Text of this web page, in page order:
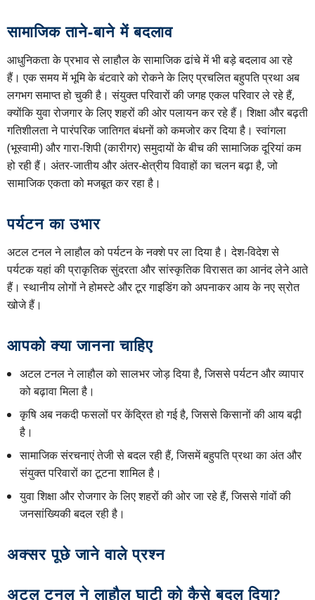
सामाजिक ताने-बाने में बदलाव
आधुनिकता के प्रभाव से लाहौल के सामाजिक ढांचे में भी बड़े बदलाव आ रहे
हैं। एक समय में भूमि के बंटवारे को रोकने के लिए प्रचलित बहुपति प्रथा अब
लगभग समाप्त हो चुकी है। संयुक्त परिवारों की जगह एकल परिवार ले रहे हैं,
क्योंकि युवा रोजगार के लिए शहरों की ओर पलायन कर रहे हैं। शिक्षा और बढ़ती
गतिशीलता ने पारंपरिक जातिगत बंधनों को कमजोर कर दिया है। स्वांगला
(भूस्वामी) और गारा-शिपी (कारीगर) समुदायों के बीच की सामाजिक दूरियां कम
हो रही हैं। अंतर-जातीय और अंतर-क्षेत्रीय विवाहों का चलन बढ़ा है, जो
सामाजिक एकता को मजबूत कर रहा है।
पर्यटन का उभार
अटल टनल ने लाहौल को पर्यटन के नक्शे पर ला दिया है। देश-विदेश से
पर्यटक यहां की प्राकृतिक सुंदरता और सांस्कृतिक विरासत का आनंद लेने आते
हैं। स्थानीय लोगों ने होमस्टे और टूर गाइडिंग को अपनाकर आय के नए स्रोत
खोजे हैं।
आपको क्या जानना चाहिए
अटल टनल ने लाहौल को सालभर जोड़ दिया है, जिससे पर्यटन और व्यापार
को बढ़ावा मिला है।
कृषि अब नकदी फसलों पर केंद्रित हो गई है, जिससे किसानों की आय बढ़ी
है।
सामाजिक संरचनाएं तेजी से बदल रही हैं, जिसमें बहुपति प्रथा का अंत और
संयुक्त परिवारों का टूटना शामिल है।
युवा शिक्षा और रोजगार के लिए शहरों की ओर जा रहे हैं, जिससे गांवों की
जनसांख्यिकी बदल रही है।
अक्सर पूछे जाने वाले प्रश्न
अटल टनल ने लाहौल घाटी को कैसे बदल दिया?